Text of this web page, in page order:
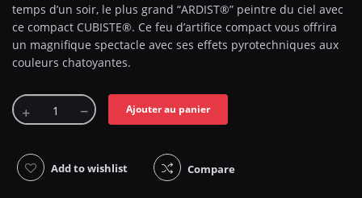
temps d’un soir, le plus grand “ARDIST®” peintre du ciel avec
ce compact CUBISTE®. Ce feu d’artifice compact vous offrira
un magnifique spectacle avec ses effets pyrotechniques aux
couleurs chatoyantes.
Ajouter au panier
Add to wishlist Compare